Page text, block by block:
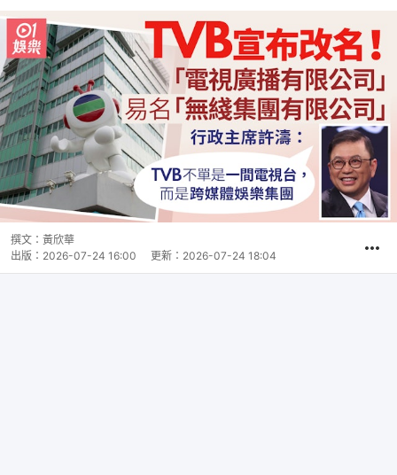
撰文： 黃欣華
出版： 2026-07-24 16:00 更新： 2026-07-24 18:04